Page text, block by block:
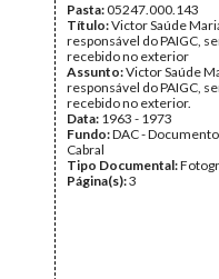
Pasta:05247.000.143
Título:Victor Saúde
responsável do PAIGC,
recebido no exterior
Assunto:Victor Saúde
responsável do PAIGC,
recebido no exterior.
Data: 1963 - 1973
Fundo:DAC -
Cabral
Tipo Documental:
Página(s):3